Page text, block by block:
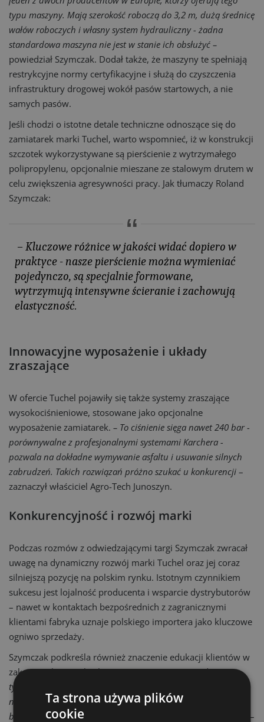
typu maszyny. Mają szerokość roboczą do 3,2 m, dużą średnicę
wałów roboczych i własny system hydrauliczny - żadna
standardowa maszyna nie jest w stanie ich obsłużyć –
powiedział Szymczak. Dodał także, że maszyny te spełniają
restrykcyjne normy certyfikacyjne i służą do czyszczenia
infrastruktury drogowej wokół pasów startowych, a nie
samych pasów.
Jeśli chodzi o istotne detale techniczne odnoszące się do
zamiatarek marki Tuchel, warto wspomnieć, iż w konstrukcji
szczotek wykorzystywane są pierścienie z wytrzymałego
polipropylenu, opcjonalnie mieszane ze stalowym drutem w
celu zwiększenia agresywności pracy. Jak tłumaczy Roland
Szymczak:
– Kluczowe różnice w jakości widać dopiero w
praktyce - nasze pierścienie można wymieniać
pojedynczo, są specjalnie formowane,
wytrzymują intensywne ścieranie i zachowują
elastyczność.
Innowacyjne wyposażenie i układy
zraszające
W ofercie Tuchel pojawiły się także systemy zraszające
wysokociśnieniowe, stosowane jako opcjonalne
wyposażenie zamiatarek. – To ciśnienie sięga nawet 240 bar -
porównywalne z profesjonalnymi systemami Karchera -
pozwala na dokładne wymywanie asfaltu i usuwanie silnych
zabrudzeń. Takich rozwiązań próżno szukać u konkurencji –
zaznaczył właściciel Agro-Tech Junoszyn.
Konkurencyjność i rozwój marki
Podczas rozmów z odwiedzającymi targi Szymczak zwracał
uwagę na dynamiczny rozwój marki Tuchel oraz jej coraz
silniejszą pozycję na polskim rynku. Istotnym czynnikiem
sukcesu jest lojalność producenta i wsparcie dystrybutorów
– nawet w kontaktach bezpośrednich z zagranicznymi
klientami fabryka uznaje polskiego importera jako kluczowe
ogniwo sprzedaży.
Szymczak podkreśla również znaczenie edukacji klientów w
zakresie jakości i eksploatacji sprzętu.– Zamiatarka to nie
tylko wirujący wałek. Klienci często szukają zamienników, ale
nie liczą realnych kosztów – nasze komponenty są droższe, ale
bardziej trwałe, więc w dłuższym okresie bardziej się opłacają –
Ta strona używa plików
cookie